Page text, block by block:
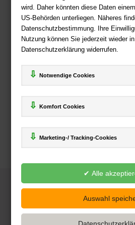
wird. Daher könnten diese Daten
US-Behörden unterliegen. Näheres
Datenschutzbestimmung. Ihre
Nutzung können Sie jederzeit wieder
Datenschutzerklärung widerrufen.
Notwendige Cookies
Komfort Cookies
Marketing-/ Tracking-Cookies
Zahlweisen
Deutsche-Buchhandlung.de
www.deutsche-buchhandlung.de ist ein
Handelsgesellschaft mbH
Powered by Inooga